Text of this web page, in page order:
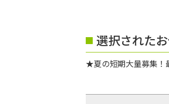
選択された
★夏の短期大量募集